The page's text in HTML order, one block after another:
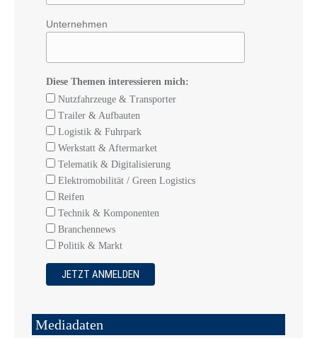
Unternehmen
Diese Themen interessieren mich:
Nutzfahrzeuge & Transporter
Trailer & Aufbauten
Logistik & Fuhrpark
Werkstatt & Aftermarket
Telematik & Digitalisierung
Elektromobilität / Green Logistics
Reifen
Technik & Komponenten
Branchennews
Politik & Markt
Mediadaten